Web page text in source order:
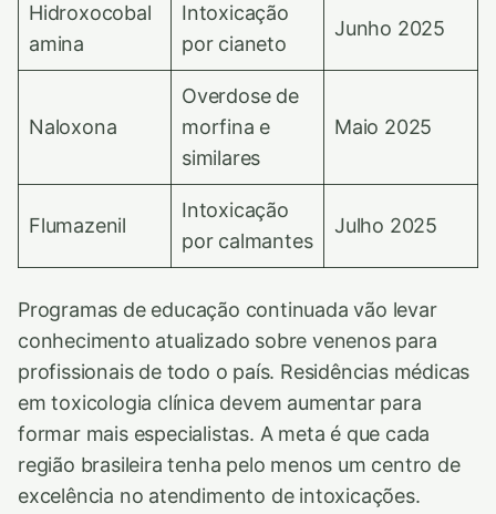
Hidroxocobal
amina
Intoxicação
por cianeto
Junho 2025
Naloxona
Overdose de
morfina e
similares
Maio 2025
Flumazenil
Intoxicação
por calmantes
Julho 2025
Programas de educação continuada vão levar
conhecimento atualizado sobre venenos para
profissionais de todo o país. Residências médicas
em toxicologia clínica devem aumentar para
formar mais especialistas. A meta é que cada
região brasileira tenha pelo menos um centro de
excelência no atendimento de intoxicações.